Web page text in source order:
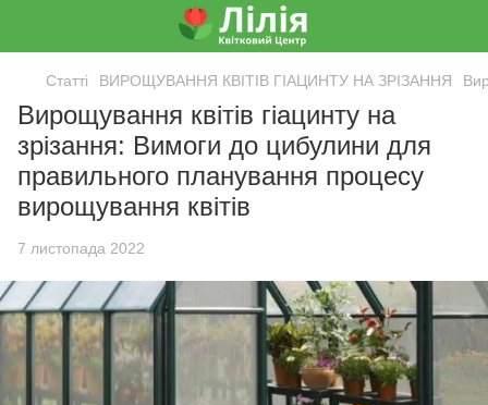
Статті ВИРОЩУВАННЯ КВІТІВ ГІАЦИНТУ НА ЗРІЗАННЯ
Вирощування квітів гіацинту на
зрізання: Вимоги до цибулини для
правильного планування процесу
вирощування квітів
7 листопада 2022